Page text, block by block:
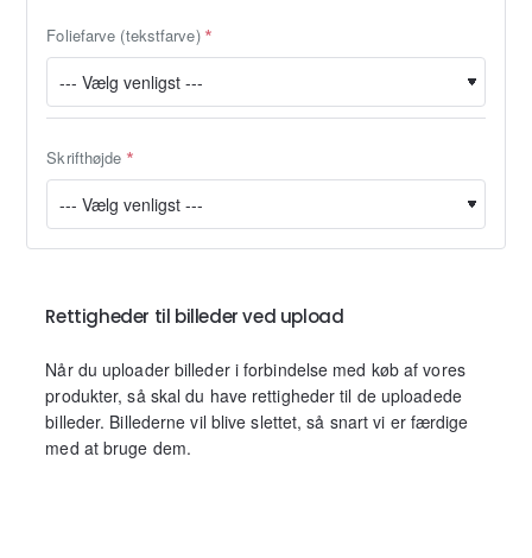
Foliefarve (tekstfarve)
Skrifthøjde
Rettigheder til billeder ved upload
Når du uploader billeder i forbindelse med køb af vores
produkter, så skal du have rettigheder til de uploadede
billeder. Billederne vil blive slettet, så snart vi er færdige
med at bruge dem.